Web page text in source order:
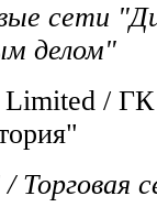
сети
делом"
/
Торговая